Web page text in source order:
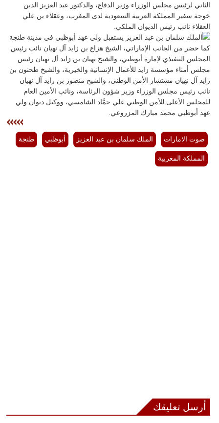
الثاني لرئيس مجلس الوزراء وزير الدفاع، والدكتور عبد العزيز الدين
خوجة سفير المملكة العربية السعودية لدى المغرب، وعقلاء بن علي
العقلاء نائب رئيس الديوان الملكي.
كما حضر من الجانب الإماراتي، الشيخ هزاع بن زايد آل نهيان نائب رئيس
المجلس التنفيذي لإمارة أبوظبي، والشيخ نهيان بن زايد آل نهيان رئيس
مجلس أمناء مؤسسة زايد للأعمال الإنسانية والخيرية، والشيخ طحنون بن
زايد آل نهيان مستشار الأمن الوطني، والشيخ منصور بن زايد آل نهيان
نائب رئيس مجلس الوزراء وزير شؤون الرئاسة، ونائب الأمين العام
للمجلس الأعلى للأمن الوطني علي حمَّاد الشامسي، ووكيل ديوان ولي
عهد أبوظبي محمد مبارك المزروعي.
صوت الامارات الملك سلمان بن عبد العزيز أبوظبي طنجة
المملكة المغربية
أرسل تعليقك